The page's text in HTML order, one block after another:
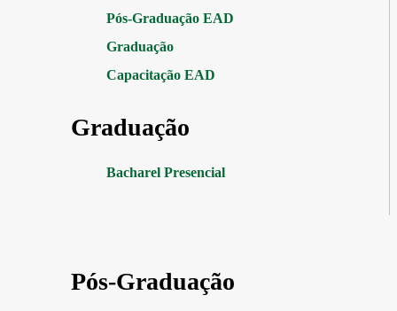
Pós-Graduação EAD
Graduação
Capacitação EAD
Graduação
Bacharel Presencial
Pós-Graduação